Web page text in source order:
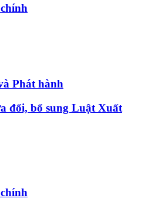
Phát hành
đổi, bổ sung Luật Xuất